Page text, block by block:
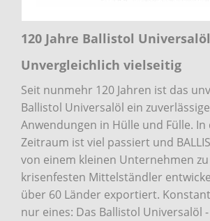
120 Jahre Ballistol Universalöl
Unvergleichlich vielseitig
Seit nunmehr 120 Jahren ist das
Ballistol Universalöl ein
Anwendungen in Hülle und Fülle. In
Zeitraum ist viel passiert und
von einem kleinen Unternehmen
krisenfesten Mittelständler
über 60 Länder exportiert.
nur eines: Das Ballistol Universalöl